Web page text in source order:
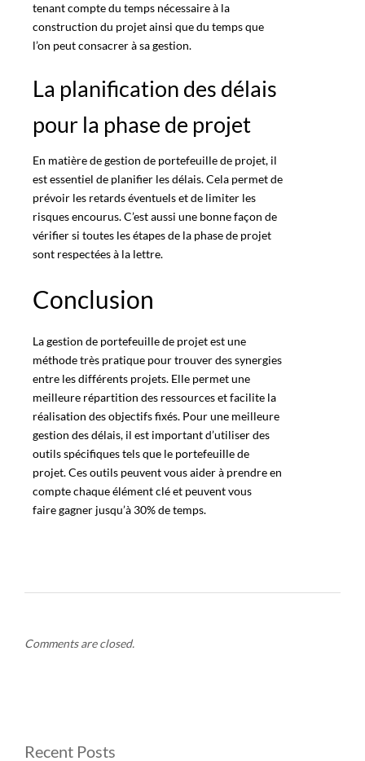
tenant compte du temps nécessaire à la
construction du projet ainsi que du temps que
l’on peut consacrer à sa gestion.
La planification des délais
pour la phase de projet
En matière de gestion de portefeuille de projet, il
est essentiel de planifier les délais. Cela permet de
prévoir les retards éventuels et de limiter les
risques encourus. C’est aussi une bonne façon de
vérifier si toutes les étapes de la phase de projet
sont respectées à la lettre.
Conclusion
Lagestion de portefeuillede projet est une
méthode très pratique pour trouver des synergies
entre les différents projets. Elle permet une
meilleure répartition des ressources et facilite la
réalisation des objectifs fixés. Pour une meilleure
gestion des délais, il est important d’utiliser des
outils spécifiques tels que le portefeuille de
projet. Ces outils peuvent vous aider à prendre en
compte chaque élément clé et peuvent vous
faire gagner jusqu’à 30% de temps.
Comments are closed.
Recent Posts